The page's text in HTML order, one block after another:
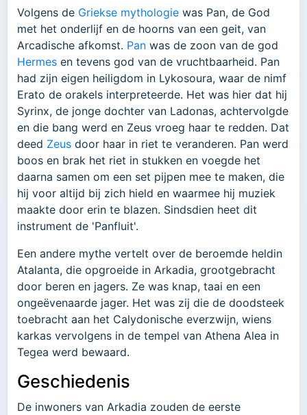
Volgens de Griekse mythologie was Pan, de God
met het onderlijf en de hoorns van een geit, van
Arcadische afkomst. Pan was de zoon van de god
Hermes en tevens god van de vruchtbaarheid. Pan
had zijn eigen heiligdom in Lykosoura, waar de nimf
Erato de orakels interpreteerde. Het was hier dat hij
Syrinx, de jonge dochter van Ladonas, achtervolgde
en die bang werd en Zeus vroeg haar te redden. Dat
deed Zeus door haar in riet te veranderen. Pan werd
boos en brak het riet in stukken en voegde het
daarna samen om een set pijpen mee te maken, die
hij voor altijd bij zich hield en waarmee hij muziek
maakte door erin te blazen. Sindsdien heet dit
instrument de 'Panfluit'.
Een andere mythe vertelt over de beroemde heldin
Atalanta, die opgroeide in Arkadia, grootgebracht
door beren en jagers. Ze was knap, taai en een
ongeëvenaarde jager. Het was zij die de doodsteek
toebracht aan het Calydonische everzwijn, wiens
karkas vervolgens in de tempel van Athena Alea in
Tegea werd bewaard.
Geschiedenis
De inwoners van Arkadia zouden de eerste